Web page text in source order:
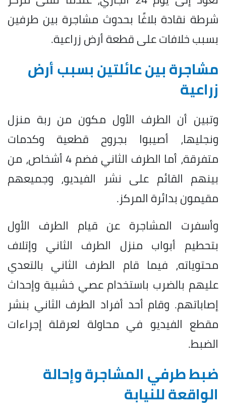
شرطة نقادة بلاغًا بحدوث مشاجرة بين طرفين
بسبب خلافات على قطعة أرض زراعية.
مشاجرة بين عائلتين بسبب أرض
زراعية
وتبين أن الطرف الأول مكون من ربة منزل
ونجليها، أصيبوا بجروح قطعية وكدمات
متفرقة، أما الطرف الثاني فضم 4 أشخاص، من
بينهم القائم على نشر الفيديو، وجميعهم
مقيمون بدائرة المركز.
وأسفرت المشاجرة عن قيام الطرف الأول
بتحطيم أبواب منزل الطرف الثاني وإتلاف
محتوياته، فيما قام الطرف الثاني بالتعدي
عليهم بالضرب باستخدام عصي خشبية وإحداث
إصاباتهم. وقام أحد أفراد الطرف الثاني بنشر
مقطع الفيديو في محاولة لعرقلة إجراءات
الضبط.
ضبط طرفي المشاجرة وإحالة
الواقعة للنيابة